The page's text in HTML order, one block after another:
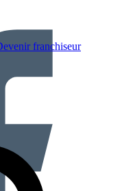
franchiseur